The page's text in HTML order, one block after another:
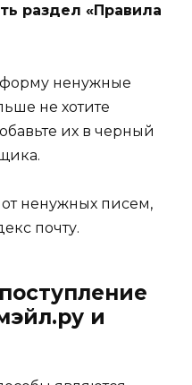
раздел «Правила
форму ненужные
не хотите
их в черный
ненужных писем,
почту.
и